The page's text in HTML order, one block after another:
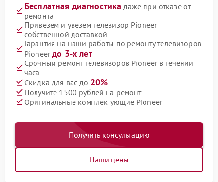
Бесплатная диагностика даже при отказе от
ремонта
Привезем и увезем телевизор Pioneer
собственной доставкой
Гарантия на наши работы по ремонту телевизоров
Pioneerдо 3-х лет
Срочный ремонт телевизоров Pioneer в течении
часа
Скидка для вас до 20%
Получите 1500 рублей на ремонт
Оригинальные комплектующие Pioneer
Получить консультацию
Наши цены